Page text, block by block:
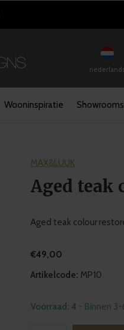
Wooninspiratie
MAX&LUUK
Aged teak
Aged teak colour
€49,00
Artikelcode: MP10
Voorraad: 4 - Binnen 3-